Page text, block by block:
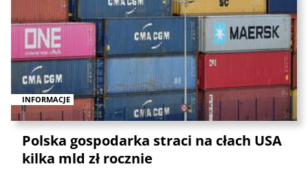
INFORMACJE
Polska gospodarka straci na cłach USA
kilka mld zł rocznie